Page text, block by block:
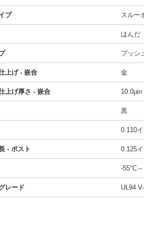
プ スルー
はんだ
プッシ
上げ - 嵌合 金
上げ厚さ - 嵌合 10.0µin
黒
0.110
- ポスト 0.125
-55°C
レード UL94